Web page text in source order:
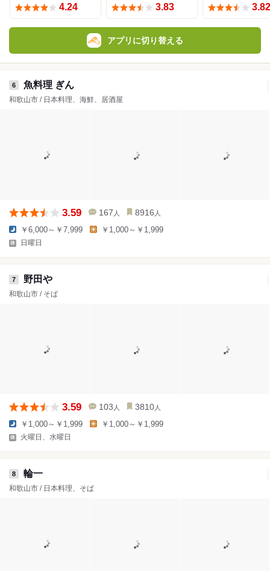
4.24 3.83 3.82
アプリに切り替える
6 魚料理 ぎん
和歌山市 / 日本料理、海鮮、居酒屋
3.59 167 人 8916 人
￥6,000～￥7,999 ￥1,000～￥1,999
日曜日
7 野田や
和歌山市 / そば
3.59 103 人 3810 人
￥1,000～￥1,999 ￥1,000～￥1,999
火曜日、水曜日
8 輪一
和歌山市 / 日本料理、そば